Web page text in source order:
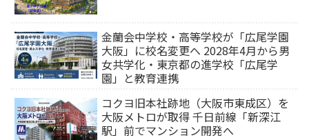
金蘭会中学校・高等学校が「広尾学園
大阪」に校名変更へ 2028年4月から男
女共学化・東京都の進学校「広尾学
園」と教育連携
コクヨ旧本社跡地（大阪市東成区）を
大阪メトロが取得 千日前線「新深江
駅」前でマンション開発へ